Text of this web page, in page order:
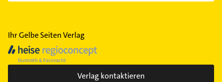
Ihr Gelbe Seiten Verlag
Verlag kontaktieren